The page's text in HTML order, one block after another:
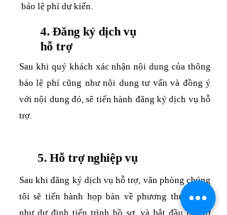
báo lệ phí dự kiến.
4. Đăng ký dịch vụ
hỗ trợ
Sau khi quý khách xác nhận nội dung của thông
báo lệ phí cũng như nội dung tư vấn và đồng ý
với nội dung đó, sẽ tiến hành đăng ký dịch vụ hỗ
trợ.
5. Hỗ trợ nghiệp vụ
Sau khi đăng ký dịch vụ hỗ trợ, văn phòng chúng
tôi sẽ tiến hành họp bàn về phương thức cũng
như dự định tiến trình hồ sơ, và bắt đầu hỗ trợ